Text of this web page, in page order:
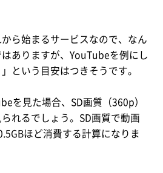
ら始まるサービスなので、なん
ありますが、YouTubeを例にし
という目安はつきそうです。
を見た場合、SD画質（360p）
れるでしょう。SD画質で動画
ほど消費する計算になりま